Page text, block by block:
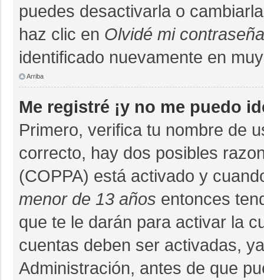
puedes desactivarla o
haz clic en Olvidé mi contraseña
identificado nuevamente en
Arriba
Me registré ¡y no me puedo
Primero, verifica tu nombre de
correcto, hay dos posibles
(COPPA) está activado y
menor de 13 años entonces
que te le darán para activar la
cuentas deben ser activadas,
Administración, antes de que